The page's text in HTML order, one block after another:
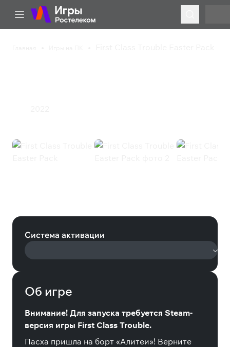
Система активации
Об игре
Внимание! Для запуска требуется Steam-
версия игры First Class Trouble.
Пасха пришла на борт «Алитеи»! Верните